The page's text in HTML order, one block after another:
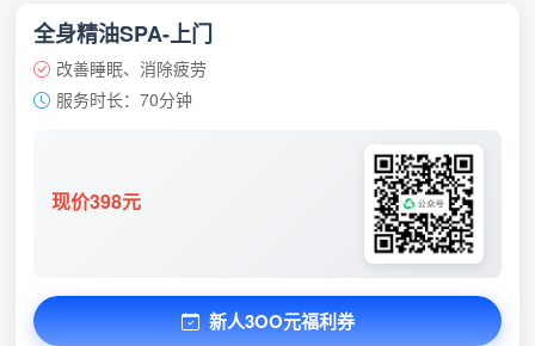
全身精油SPA-上门
改善睡眠、消除疲劳
服务时长：70分钟
现价398元
新人3OO元福利券